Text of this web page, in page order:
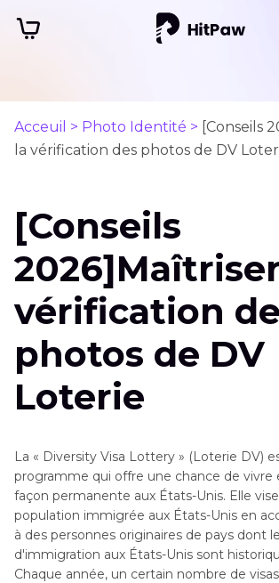
Acceuil > Photo Identité > [Conseils
la vérification des photos de DV
[Conseils
vérification
photos de DV
Loterie
La « Diversity Visa Lottery » (Loterie DV)
programme qui offre une chance de vivre
façon permanente aux États-Unis. Elle
population immigrée aux États-Unis en
à des personnes originaires de pays dont
d'immigration aux États-Unis sont
Chaque année, un certain nombre de